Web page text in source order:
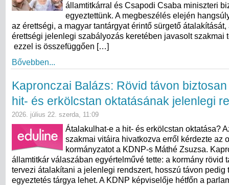
államtitkárral és Csapodi Csaba miniszteri
egyeztettünk. A megbeszélés elején
az érettségi, a magyar tantárgyat érintő sürgető átalakítását,
érettségi jelenlegi szabályozás keretében javasolt szakmai
ezzel is összefüggően […]
Bővebben...
Kapronczai Balázs: Rövid távon
hit- és erkölcstan oktatásának jelenlegi
2026. július 22. szerda, 11:09
Átalakulhat-e a hit- és erkölcstan oktatása?
szakmai vitáira hivatkozva erről kérdezte az
kormányzatot a KDNP-s Máthé Zsuzsa.
államtitkár válaszában egyértelművé tette: a kormány rövid
tervezi átalakítani a jelenlegi rendszert, hosszú távon pedig
egyeztetés tárgya lehet. A KDNP képviselője hétfőn a